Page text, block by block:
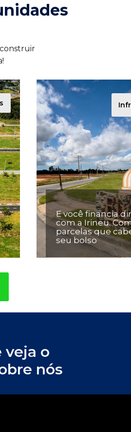
E você financia
com a Irineu.
parcelas que
seu bolso
veja o
nós